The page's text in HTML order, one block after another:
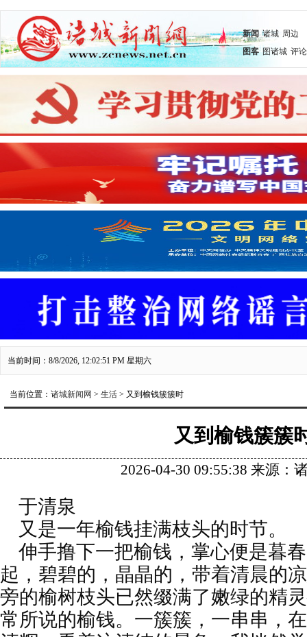
新闻 诸城 周边
图客 图诸城 评论
当前时间：8/8/2026, 12:02:51 PM 星期六
当前位置： 诸城新闻网 > 生活 > 又到榆钱簇簇时
又到榆钱簇簇
2026-04-30 09:55:38 来源：
于清泉
又是一年榆钱挂满枝头的时节。
伸手撸下一把榆钱，掌心便是暮
起，碧碧的，晶晶的，带着清晨的
旁的榆树枝头已然缀满了嫩绿的
常所说的榆钱。一簇簇，一串串，